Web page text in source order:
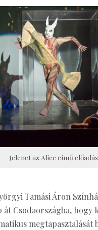
Jelenet az Alice című
Tamási Áron
át Csodaországba, hogy
megtapasztalását